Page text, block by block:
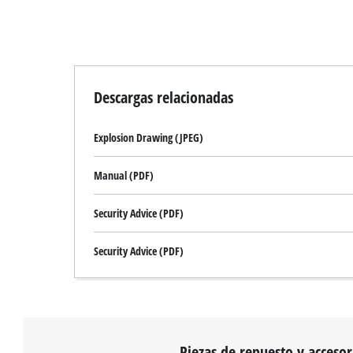
Descargas relacionadas
Explosion Drawing (JPEG)
Manual (PDF)
Security Advice (PDF)
Security Advice (PDF)